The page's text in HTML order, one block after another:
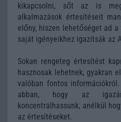
kikapcsolni, sőt az is
alkalmazások értesítéseit
előny, hiszen lehetőséget ad
saját igényeikhez igazítsák az
Sokan rengeteg értesítést
hasznosak lehetnek, gyakran
valóban fontos
abban, hogy az
koncentrálhassunk, anélkül
az értesítéseket.